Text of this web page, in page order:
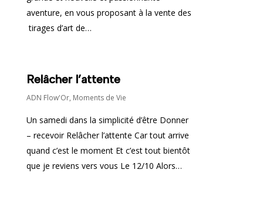
aventure, en vous proposant à la vente des
tirages d’art de…
Relâcher l’attente
ADN Flow'Or, Moments de Vie
Un samedi dans la simplicité d’être Donner
– recevoir Relâcher l’attente Car tout arrive
quand c’est le moment Et c’est tout bientôt
que je reviens vers vous Le 12/10 Alors…